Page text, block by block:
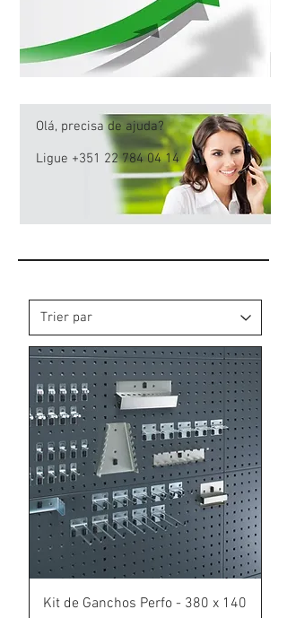
Olá, precisa de ajuda?
Ligue +351 22 784 04 14
Kit de Ganchos Perfo - 380 x 140